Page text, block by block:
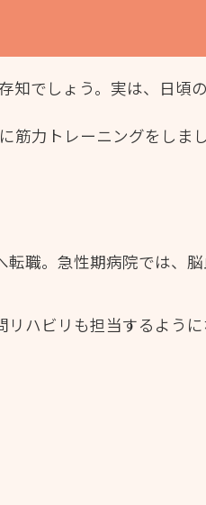
でしょう。実は、日頃
筋力トレーニングをしま
職。急性期病院では、
ハビリも担当するよう